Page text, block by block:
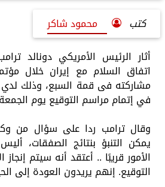
كتب
محمود شاكر
أثار الرئيس الأمريكي دونالد
اتفاق السلام مع إيران خلال
مشاركته فى قمة السبع، وذلك
في إتمام مراسم التوقيع يوم
وقال ترامب ردا على سؤال من
يمكن التنبؤ بنتائج الصفقات،
الأمور قريبًا .. أعتقد أنه سيتم
التوقيع. إنهم يريدون العودة إلى